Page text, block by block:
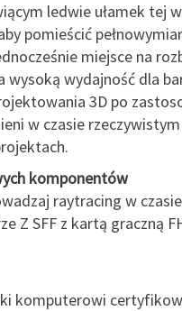
ledwie ułamek tej
pomieścić
miejsce na
wysoką wydajność dla
3D po
w czasie
komponentów
raytracing w czasie
Z SFF z kartą graczną
komputerowi